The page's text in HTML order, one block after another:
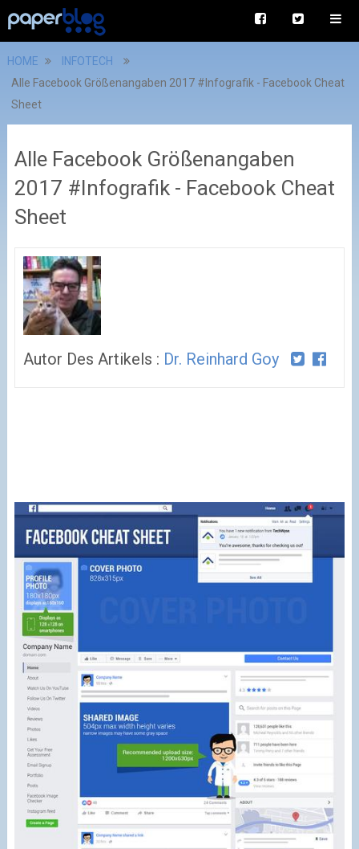
HOME
INFOTECH
Alle Facebook Größenangaben 2017 #Infografik - Facebook Cheat
Sheet
Alle Facebook Größenangaben
2017 #Infografik - Facebook Cheat
Sheet
Autor Des Artikels : Dr. Reinhard Goy